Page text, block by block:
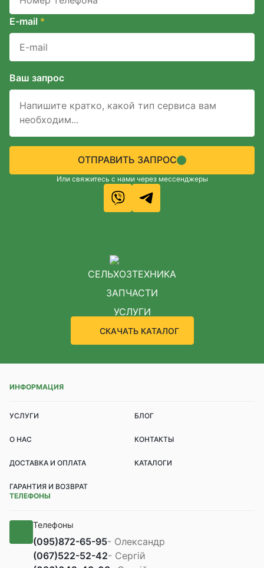
E-mail *
Ваш запрос
ОТПРАВИТЬ ЗАПРОС
Или свяжитесь с нами через мессенджеры
СЕЛЬХОЗТЕХНИКА
ЗАПЧАСТИ
УСЛУГИ
СКАЧАТЬ КАТАЛОГ
ИНФОРМАЦИЯ
УСЛУГИ БЛОГ
О НАС КОНТАКТЫ
ДОСТАВКА И ОПЛАТА КАТАЛОГИ
ГАРАНТИЯ И ВОЗВРАТ
ТЕЛЕФОНЫ
Телефоны
(095)872-65-95- Олександр
(067)522-52-42- Сергій